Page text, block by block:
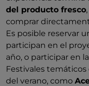
del producto fresco
comprar
Es posible reservar
participan en el
año, o participar en
Festivales
del verano, como